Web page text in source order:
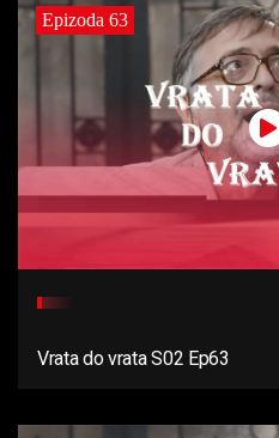
Epizoda 63
Vrata do vrata S02 Ep63